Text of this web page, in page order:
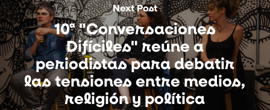
Next Post
10ª "Conversaciones
Difíciles" reúne a
periodistas para debatir
las tensiones entre medios,
religión y política